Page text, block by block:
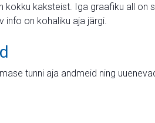
kokku kaksteist. Iga graafiku all on
info on kohaliku aja järgi.
tunni aja andmeid ning